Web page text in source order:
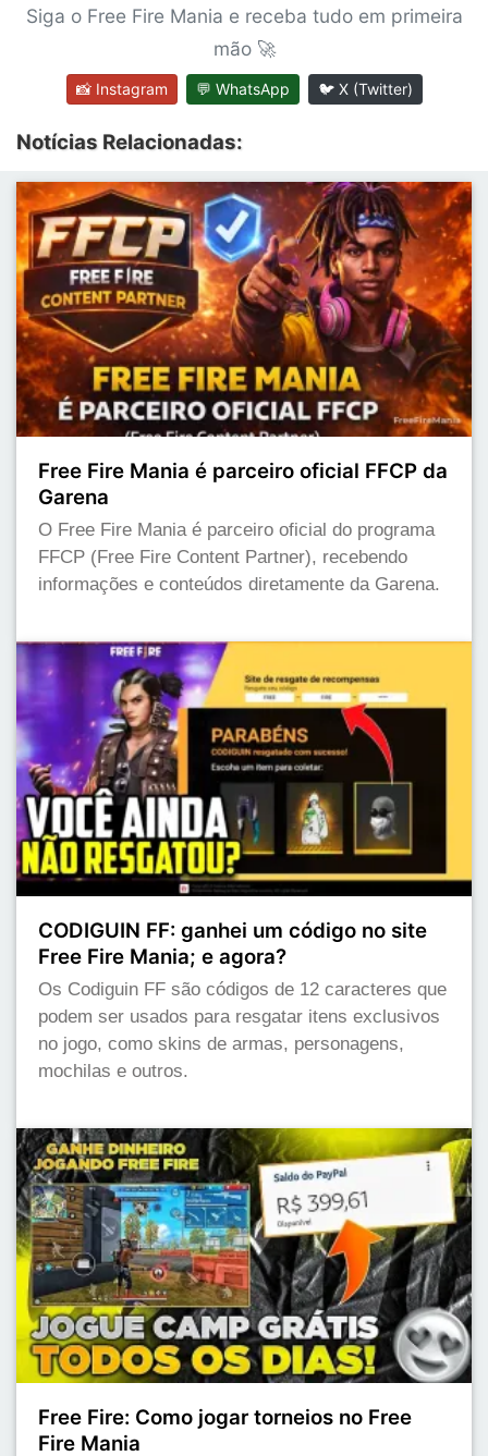
Siga o Free Fire Mania e receba tudo em primeira
mão 🚀
📸 Instagram 💬 WhatsApp 🐦 X (Twitter)
Notícias Relacionadas:
Free Fire Mania é parceiro oficial FFCP da
Garena
O Free Fire Mania é parceiro oficial do programa
FFCP (Free Fire Content Partner), recebendo
informações e conteúdos diretamente da Garena.
CODIGUIN FF: ganhei um código no site
Free Fire Mania; e agora?
Os Codiguin FF são códigos de 12 caracteres que
podem ser usados para resgatar itens exclusivos
no jogo, como skins de armas, personagens,
mochilas e outros.
Free Fire: Como jogar torneios no Free
Fire Mania